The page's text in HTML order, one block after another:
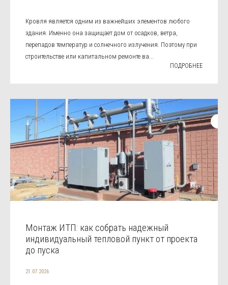
Кровля является одним из важнейших элементов любого
здания. Именно она защищает дом от осадков, ветра,
перепадов температур и солнечного излучения. Поэтому при
строительстве или капитальном ремонте ва...
ПОДРОБНЕЕ
Монтаж ИТП: как собрать надежный
индивидуальный тепловой пункт от проекта
до пуска
21.07.2026